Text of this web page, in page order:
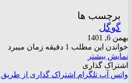
برچسب ها
گوگل
بهمن 6, 1401
خواندن این مطلب 1 دقیقه زمان میبرد
نمایش بیشتر
اشتراک گذاری
واتس آپ تلگرام اشتراک گذاری از طریق